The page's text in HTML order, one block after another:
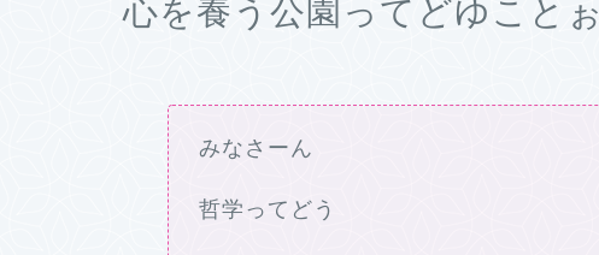
心を養う公園ってどゆことぉ
みなさーん
哲学ってどう